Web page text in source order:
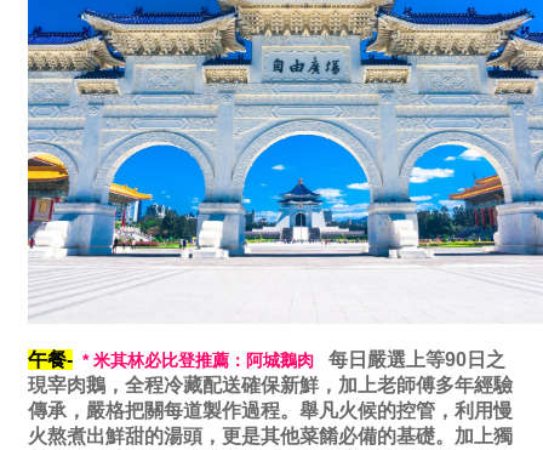
午餐- * 米其林必比登推薦：阿城鵝肉
每日嚴選上等90日之
現宰肉鵝，全程冷藏配送確保新鮮，加上老師傅多年經驗
傳承，嚴格把關每道製作過程。舉凡火候的控管，利用慢
火熬煮出鮮甜的湯頭，更是其他菜餚必備的基礎。加上獨